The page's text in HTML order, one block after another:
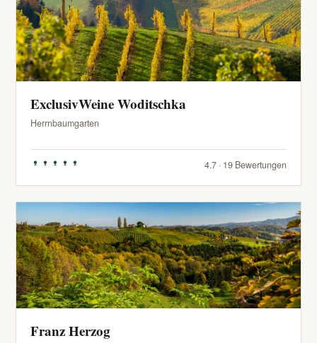
ExclusivWeine Woditschka
Herrnbaumgarten
4.7 · 19 Bewertungen
Franz Herzog